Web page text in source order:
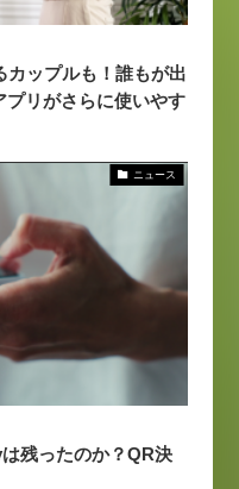
カップルも！誰もが出
リがさらに使いやす
ニュース
残ったのか？QR決